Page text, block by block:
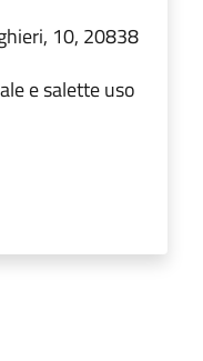
10, 20838
e salette uso